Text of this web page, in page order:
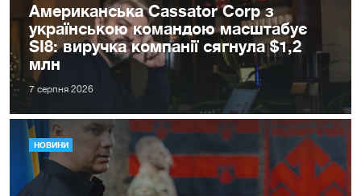
Американська Cassator Corp з
українською командою масштабує
SI8: виручка компанії сягнула $1,2
млн
7 серпня 2026
НОВИНИ